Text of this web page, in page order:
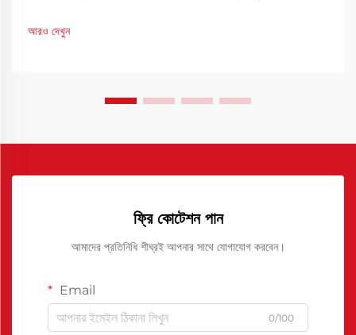
আরও দেখুন
ফ্রি কোটেশন পান
আমাদের প্রতিনিধি শীঘ্রই আপনার সাথে যোগাযোগ করবেন।
Email
0/100